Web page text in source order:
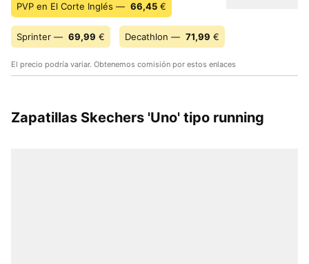
PVP en El Corte Inglés — 66,45 €
Sprinter — 69,99 € Decathlon — 71,99 €
El precio podría variar. Obtenemos comisión por estos enlaces
Zapatillas Skechers 'Uno' tipo running